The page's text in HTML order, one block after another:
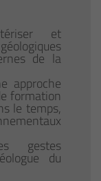
et
de la
approche
formation
le temps,
gestes
du